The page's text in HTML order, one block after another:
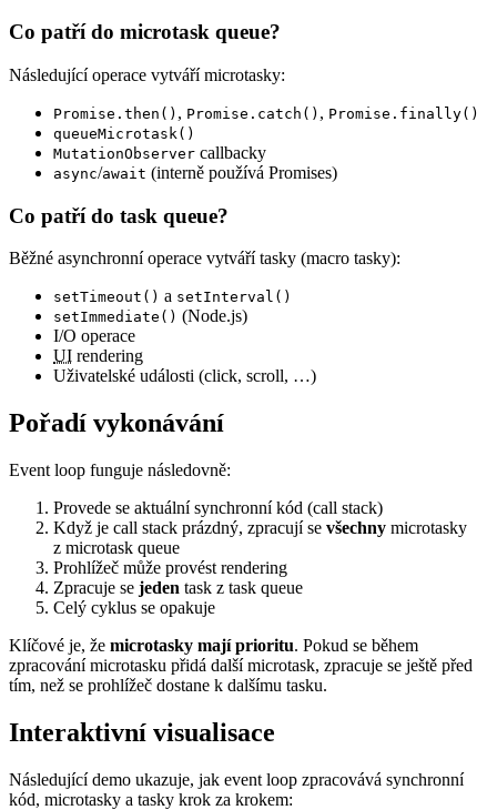
Co patří do microtask queue?
Následující operace vytváří microtasky:
Promise.then() , Promise.catch() , Promise.finally()
queueMicrotask()
MutationObserver callbacky
async/await (interně používá Promises)
Co patří do task queue?
Běžné asynchronní operace vytváří tasky (macro tasky):
setTimeout() a setInterval()
setImmediate() (Node.js)
I/O operace
UI rendering
Uživatelské události (click, scroll, …)
Pořadí vykonávání
Event loop funguje následovně:
Provede se aktuální synchronní kód (call stack)
Když je call stack prázdný, zpracují se všechny microtasky
z microtask queue
Prohlížeč může provést rendering
Zpracuje se jeden task z task queue
Celý cyklus se opakuje
Klíčové je, že microtasky mají prioritu. Pokud se během
zpracování microtasku přidá další microtask, zpracuje se ještě před
tím, než se prohlížeč dostane k dalšímu tasku.
Interaktivní visualisace
Následující demo ukazuje, jak event loop zpracovává synchronní
kód, microtasky a tasky krok za krokem: